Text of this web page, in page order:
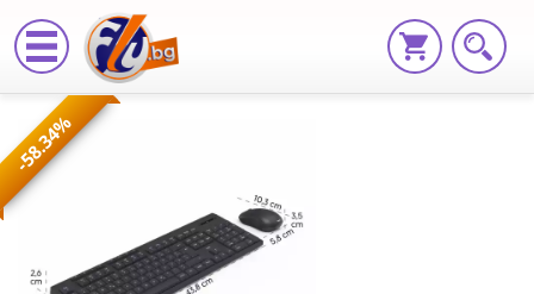
HAMA
Комплект
безжична
клавиатура
-58.34%